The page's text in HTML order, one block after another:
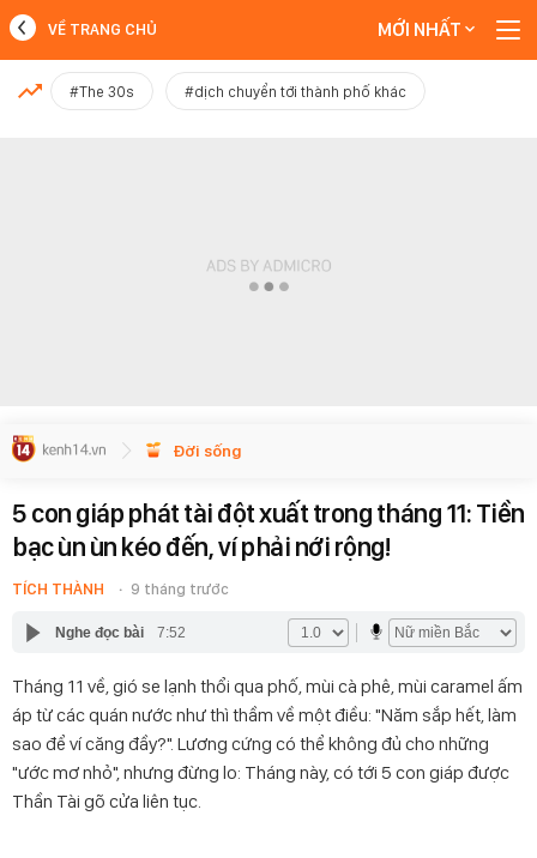
MỚI NHẤT
VỀ TRANG CHỦ MỚI NHẤT
#The 30s #dịch chuyển tới thành phố khác
Đời sống
5 con giáp phát tài đột xuất trong tháng 11: Tiền
bạc ùn ùn kéo đến, ví phải nới rộng!
TÍCH THÀNH 9 tháng trước
Nghe đọc bài 7:52
Tháng 11 về, gió se lạnh thổi qua phố, mùi cà phê, mùi caramel ấm
áp từ các quán nước như thì thầm về một điều: "Năm sắp hết, làm
sao để ví căng đầy?". Lương cứng có thể không đủ cho những
"ước mơ nhỏ", nhưng đừng lo: Tháng này, có tới 5 con giáp được
Thần Tài gõ cửa liên tục.